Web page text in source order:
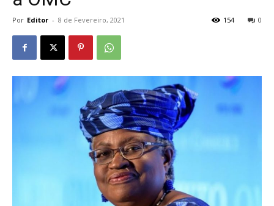
Por Editor - 8 de Fevereiro, 2021 0
154